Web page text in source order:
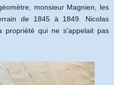
monsieur Magnien, les
de 1845 à 1849. Nicolas
propriété qui ne s'appelait pas